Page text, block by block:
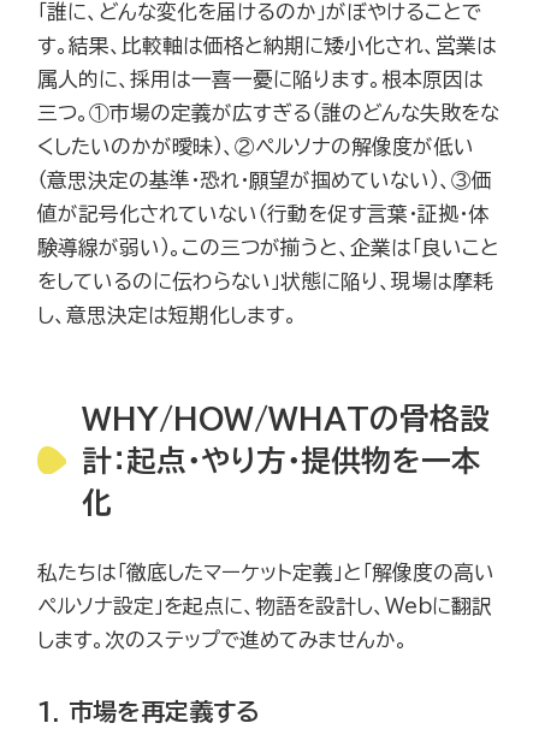
「誰に、どんな変化を届けるのか」がぼやけることで
す。結果、比較軸は価格と納期に矮小化され、営業は
属人的に、採用は一喜一憂に陥ります。根本原因は
三つ。①市場の定義が広すぎる（誰のどんな失敗をな
くしたいのかが曖昧）、②ペルソナの解像度が低い
（意思決定の基準・恐れ・願望が掴めていない）、③価
値が記号化されていない（行動を促す言葉・証拠・体
験導線が弱い）。この三つが揃うと、企業は「良いこと
をしているのに伝わらない」状態に陥り、現場は摩耗
し、意思決定は短期化します。
WHY/HOW/WHATの骨格設
計：起点・やり方・提供物を一本
化
私たちは「徹底したマーケット定義」と「解像度の高い
ペルソナ設定」を起点に、物語を設計し、Webに翻訳
します。次のステップで進めてみませんか。
1. 市場を再定義する